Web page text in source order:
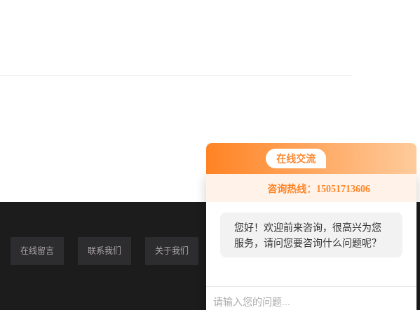
在线交流
咨询热线：15051713606
您好！欢迎前来咨询，很高兴为您
服务，请问您要咨询什么问题呢？
在线留言 联系我们 关于我们